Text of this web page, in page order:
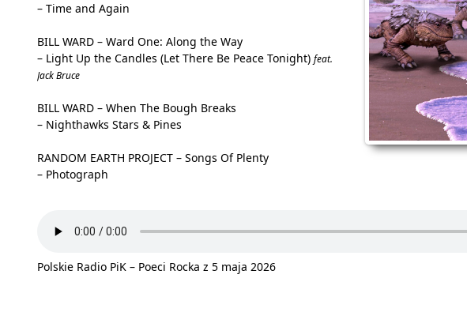
– Time and Again
BILL WARD – Ward One: Along the Way
– Light Up the Candles (Let There Be Peace Tonight) feat.
Jack Bruce
BILL WARD – When The Bough Breaks
– Nighthawks Stars & Pines
RANDOM EARTH PROJECT – Songs Of Plenty
– Photograph
Polskie Radio PiK – Poeci Rocka z 5 maja 2026